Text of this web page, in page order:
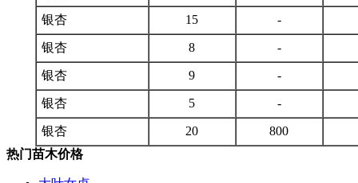
银杏 15 -
银杏 8 -
银杏 9 -
银杏 5 -
银杏 20
800
热门苗木价格